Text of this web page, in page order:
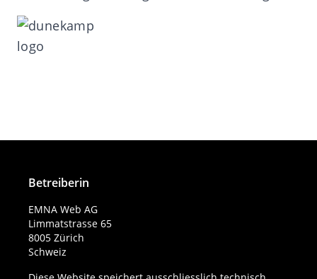
Betreiberin
EMNA Web AG
Limmatstrasse 65
8005 Zürich
Schweiz